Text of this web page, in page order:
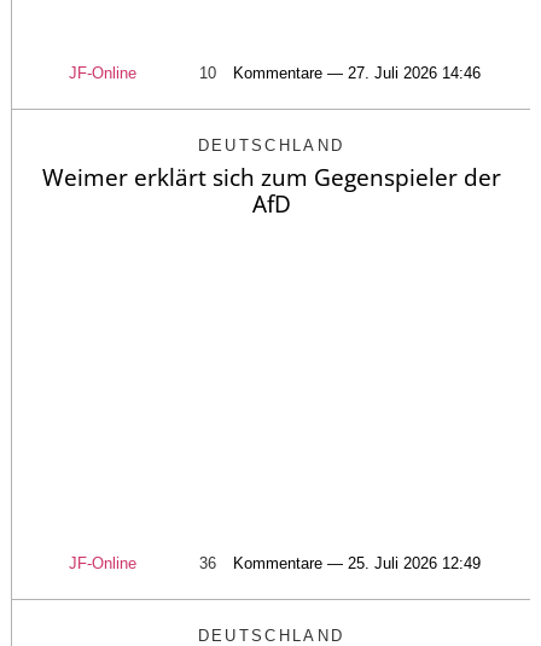
JF-Online 10 Kommentare — 27. Juli 2026 14:46
DEUTSCHLAND
Weimer erklärt sich zum Gegenspieler der
AfD
JF-Online 36 Kommentare — 25. Juli 2026 12:49
DEUTSCHLAND